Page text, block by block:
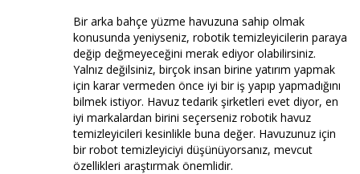
Bir arka bahçe yüzme havuzuna sahip olmak
konusunda yeniyseniz, robotik temizleyicilerin paraya
değip değmeyeceğini merak ediyor olabilirsiniz.
Yalnız değilsiniz, birçok insan birine yatırım yapmak
için karar vermeden önce iyi bir iş yapıp yapmadığını
bilmek istiyor. Havuz tedarik şirketleri evet diyor, en
iyi markalardan birini seçerseniz robotik havuz
temizleyicileri kesinlikle buna değer. Havuzunuz için
bir robot temizleyiciyi düşünüyorsanız, mevcut
özellikleri araştırmak önemlidir.